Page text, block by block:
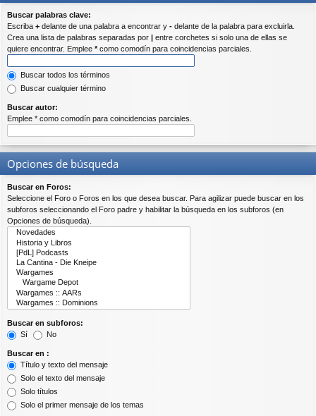
Buscar palabras clave:
Escriba + delante de una palabra a encontrar y - delante de la palabra para excluirla.
Crea una lista de palabras separadas por
entre corchetes si solo una de ellas se
quiere encontrar. Emplee *como comodín para coincidencias parciales.
Buscar todos los términos
Buscar cualquier término
Buscar autor:
Emplee * como comodín para coincidencias parciales.
Opciones de búsqueda
Buscar en Foros:
Seleccione el Foro o Foros en los que desea buscar. Para agilizar puede buscar en los
subforos seleccionando el Foro padre y habilitar la búsqueda en los subforos (en
Opciones de búsqueda).
Buscar en subforos:
Sí
No
Buscar en :
Título y texto del mensaje
Solo el texto del mensaje
Solo títulos
Solo el primer mensaje de los temas